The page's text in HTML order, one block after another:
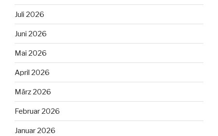
Juli 2026
Juni 2026
Mai 2026
April 2026
März 2026
Februar 2026
Januar 2026